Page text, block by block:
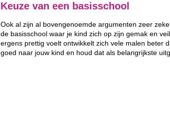
Keuze van een basisschool
Ook al zijn al bovengenoemde argumenten zeer
de basisschool waar je kind zich op zijn gemak en
ergens prettig voelt ontwikkelt zich vele malen beter
goed naar jouw kind en houd dat als belangrijkste